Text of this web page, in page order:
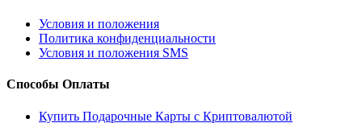
Условия и положения
Политика конфиденциальности
Условия и положения SMS
Способы Оплаты
Купить Подарочные Карты с Криптовалютой